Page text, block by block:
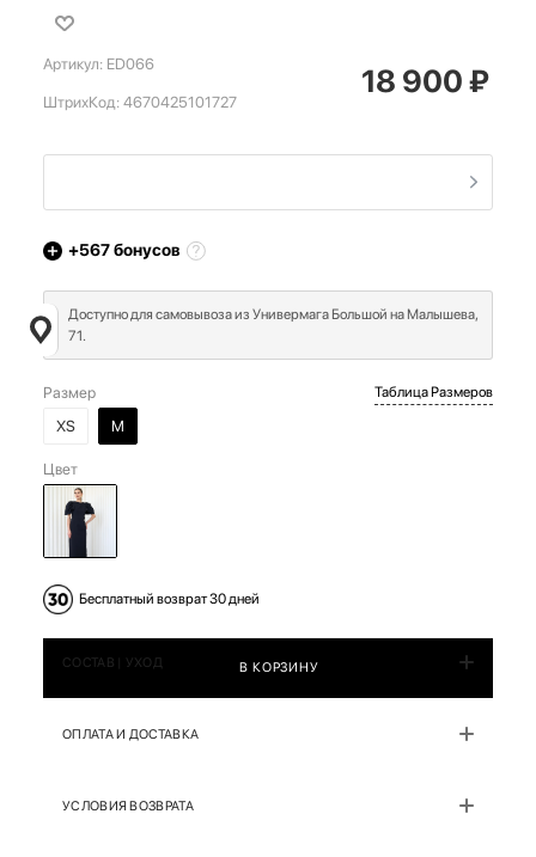
Артикул: ED066
ШтрихКод: 4670425101727
18 900₽
+567бонусов
Доступно для самовывоза из Универмага Большой на Малышева,
71.
Размер
XS
M
Таблица Размеров
Цвет
Бесплатный возврат 30 дней
В КОРЗИНУ
СОСТАВ | УХОД
ОПЛАТА И ДОСТАВКА
УСЛОВИЯ ВОЗВРАТА